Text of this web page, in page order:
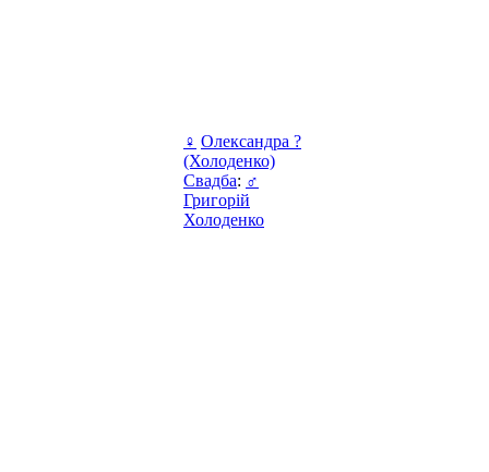
♀ Олександра ?
(Холоденко)
Свадба: ♂
Григорій
Холоденко